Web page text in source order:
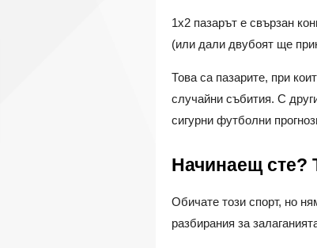
1х2 пазарът е свързан
(или дали двубоят ще
Това са пазарите, при
случайни събития. С
сигурни футболни
Начинаещ сте?
Обичате този спорт, но
разбирания за